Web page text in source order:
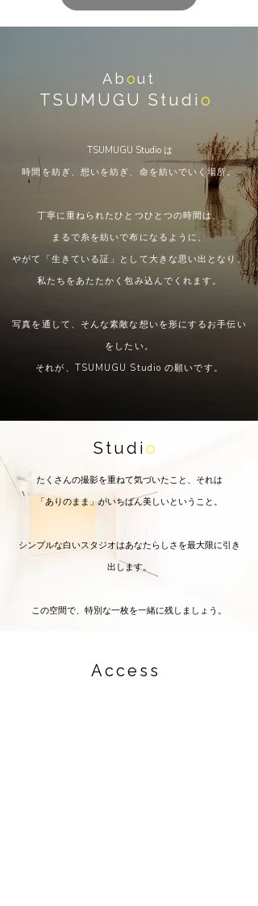
Ab out
TSUMUGU Studi o
TSUMUGU Studio は
時間を紡ぎ、想いを紡ぎ、命を紡いでいく場所。
丁寧に重ねられたひとつひとつの時間は、
まるで糸を紡いで布になるように、
やがて「生きている証」として大きな思い出となり、
私たちをあたたかく包み込んでくれます。
写真を通して、そんな素敵な想いを形にするお手伝い
をしたい。
それが、TSUMUGU Studio の願いです。
Studio
たくさんの撮影を重ねて気づいたこと、それは
「ありのまま」がいちばん美しいということ。
シンプルな白いスタジオはあなたらしさを最大限に引き
出します。
この空間で、特別な一枚を一緒に残しましょう。
Access